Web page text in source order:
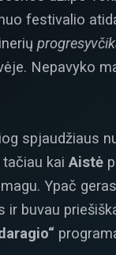
festivalio
Nepavyko
spjaudžiaus
kai Aistė
Ypač
buvau